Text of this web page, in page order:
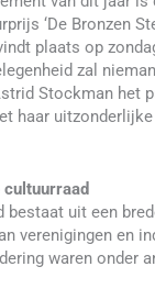
‘De Bronzen
plaats op
zal
Stockman het
haar
bestaat uit een
verenigingen en
waren onder